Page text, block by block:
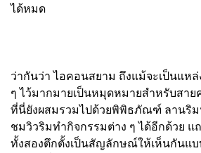
ได้หมด
ว่ากันว่า ไอคอนสยาม ถึงแม้จะเป็นแห
ๆ ไว้มากมายเป็นหมุดหมายสำหรับสา
ที่นี่ยังผสมรวมไปด้วยพิพิธภัณฑ์ ลานริม
ชมวิวริมทำกิจกรรมต่าง ๆ ได้อีกด้วย แ
ทั้งสองตึกตั้งเป็นสัญลักษณ์ให้เห็นกันแบ